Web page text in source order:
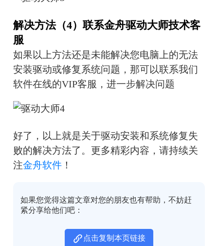
解决方法（4）联系金舟驱动大师技术客
服
如果以上方法还是未能解决您电脑上的无法
安装驱动或修复系统问题，那可以联系我们
软件在线的VIP客服，进一步解决问题
好了，以上就是关于驱动安装和系统修复失
败的解决方法了。更多精彩内容，请持续关
注金舟软件！
如果您觉得这篇文章对您的朋友也有帮助，不妨赶
紧分享给他们吧：
点击复制本页链接